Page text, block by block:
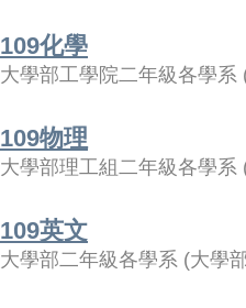
109化學
大學部工學院二年級各學系
109物理
大學部理工組二年級各學系
109英文
大學部二年級各學系 (大學